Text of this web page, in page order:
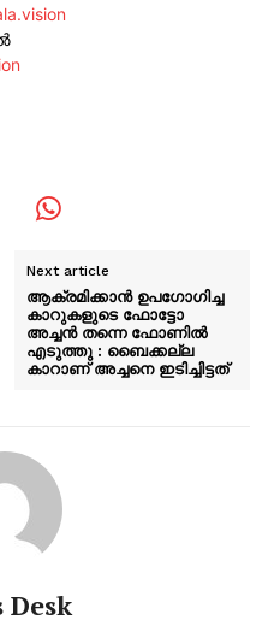
Next article
ആക്രമിക്കാൻ ഉപഗോഗിച്ച
കാറുകളുടെ ഫോട്ടോ
അച്ചൻ തന്നെ ഫോണിൽ
എടുത്തു : ബൈക്കല്ല
കാറാണ് അച്ചനെ ഇടിച്ചിട്ടത്
Desk